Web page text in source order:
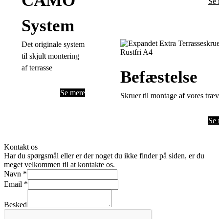
System
Det originale system
til skjult montering
af terrasse
Se mere
Befæstelse
Skruer til montage af vores
Se
Kontakt os
Har du spørgsmål eller er der noget du ikke finder på siden, er du
meget velkommen til at kontakte os.
Navn *
Email *
Besked